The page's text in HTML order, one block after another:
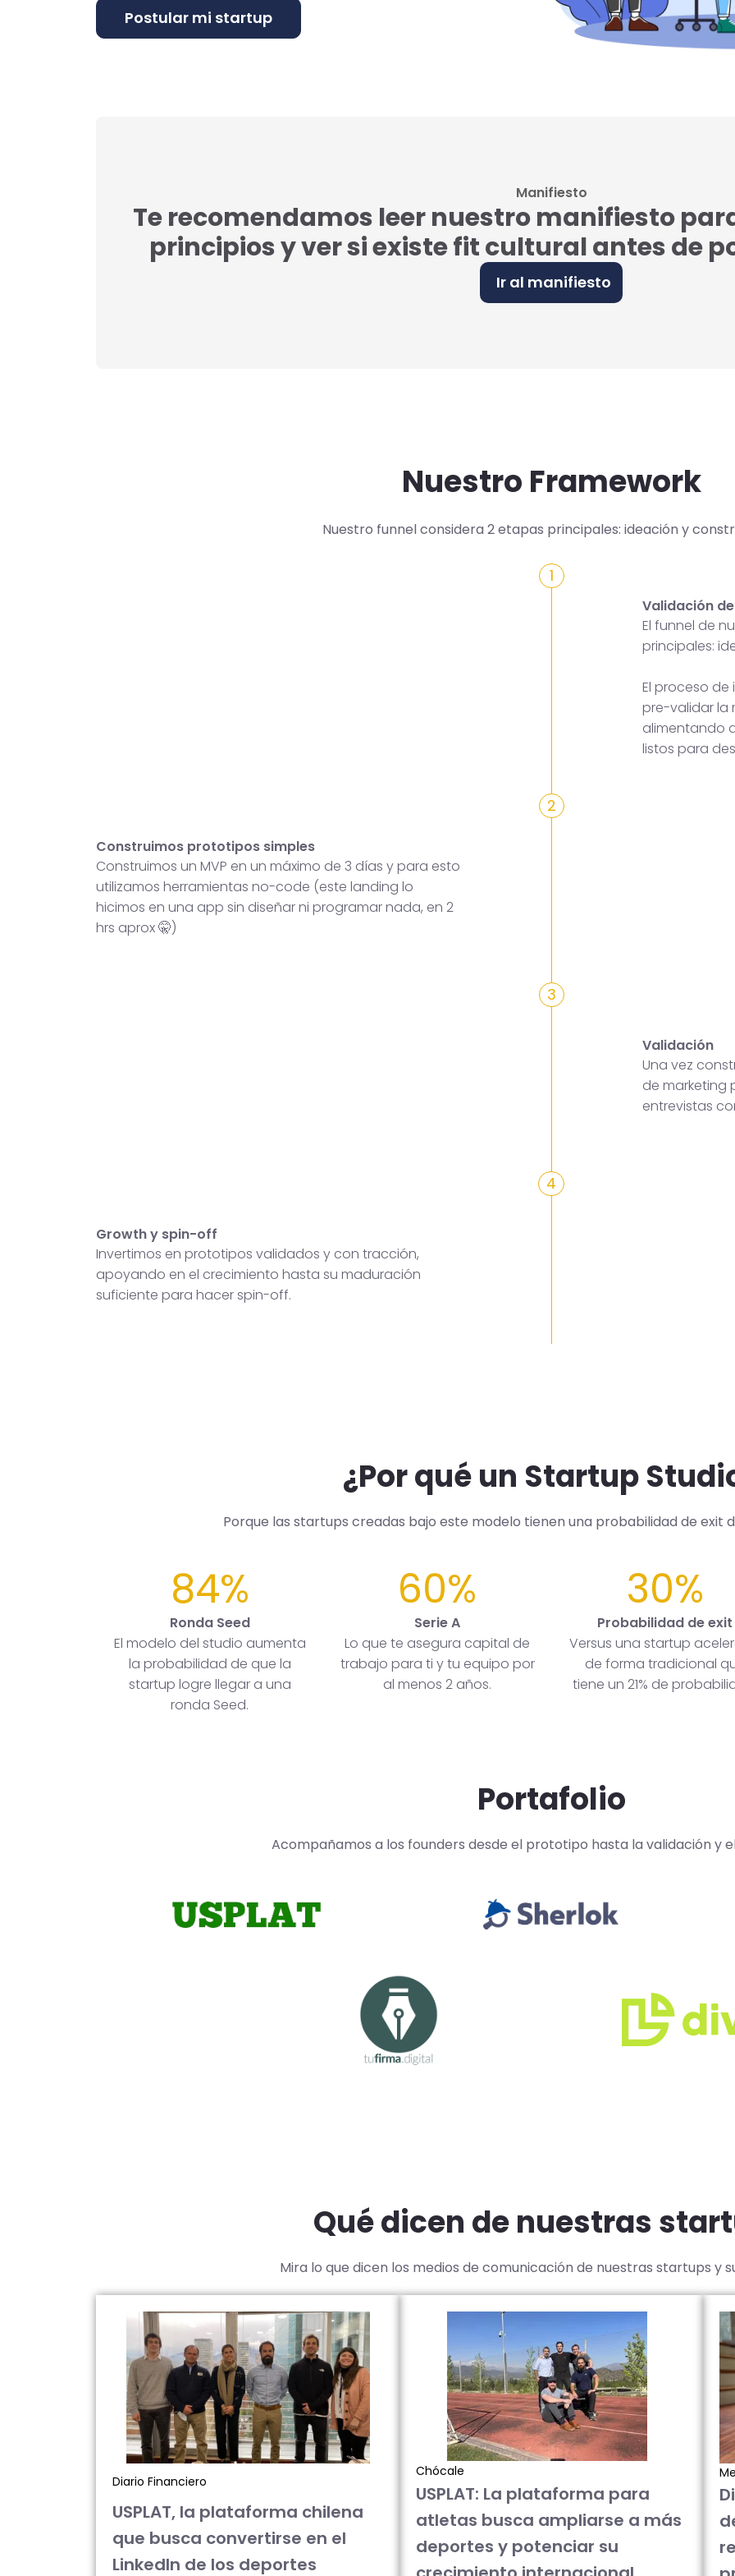
Manifiesto
Te recomendamos leer nuestro manifiesto
principios y ver si existe fit cultural antes de
Ir al manifiesto
Nuestro Framework
Nuestro funnel considera 2 etapas principales: ideación y
1
Validación
El funnel de
principales:
El proceso
pre-validar la
alimentando
listos para
Construimos prototipos simples
Construimos un MVP en un máximo de 3 días y para esto
utilizamos herramientas no-code (este landing lo
hicimos en una app sin diseñar ni programar nada, en 2
hrs aprox 🤫)
2
3
Validación
Una vez
de marketing
entrevistas
Growth y spin-off
Invertimos en prototipos validados y con tracción,
apoyando en el crecimiento hasta su maduración
suficiente para hacer spin-off.
4
¿Por qué un Startup
Porque las startups creadas bajo este modelo tienen una probabilidad de exit
84%
Ronda Seed
El modelo del studio aumenta
la probabilidad de que la
startup logre llegar a una
ronda Seed.
60%
Serie A
Lo que te asegura capital de
trabajo para ti y tu equipo por
al menos 2 años.
30%
Probabilidad de exit
Versus una startup
de forma tradicional
tiene un 21% de
Portafolio
Acompañamos a los founders desde el prototipo hasta la validación y
Qué dicen de nuestras
Mira lo que dicen los medios de comunicación de nuestras startups y
Diario Financiero
USPLAT, la plataforma chilena
que busca convertirse en el
LinkedIn de los deportes
Chócale
USPLAT: La plataforma para
atletas busca ampliarse a más
deportes y potenciar su